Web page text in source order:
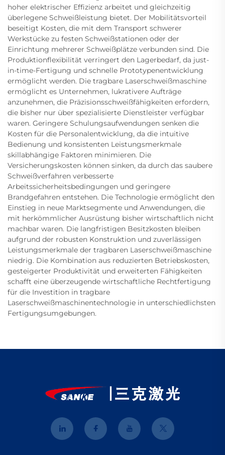
hoher elektrischer Effizienz arbeitet und gleichzeitig
überlegene Schweißleistung bietet. Der Mobilitätsvorteil
beseitigt Kosten, die mit dem Transport schwerer
Werkstücke zu festen Schweißstationen oder der
Einrichtung mehrerer Schweißplätze verbunden sind. Die
Produktionflexibilität verringert den Lagerbedarf, da just-
in-time-Fertigung und schnelle Prototypenentwicklung
ermöglicht werden. Die tragbare Laserschweißmaschine
ermöglicht es Unternehmen, lukrativere Aufträge
anzunehmen, die Präzisionsschweißfähigkeiten erfordern,
die bisher nur über spezialisierte Dienstleister verfügbar
waren. Geringere Schulungsaufwendungen senken die
Kosten für die Personalentwicklung, da die intuitive
Bedienung und konsistenten Leistungsmerkmale
skillabhängige Faktoren minimieren. Die
Versicherungskosten können sinken, da durch das saubere
Schweißverfahren verbesserte
Arbeitssicherheitsbedingungen und geringere
Brandgefahren entstehen. Die Technologie ermöglicht den
Einstieg in neue Marktsegmente und Anwendungen, die
mit herkömmlicher Ausrüstung bisher wirtschaftlich nicht
machbar waren. Die langfristigen Besitzkosten bleiben
aufgrund der robusten Konstruktion und zuverlässigen
Leistungsmerkmale der tragbaren Laserschweißmaschine
niedrig. Die Kombination aus reduzierten Betriebskosten,
gesteigerter Produktivität und erweiterten Fähigkeiten
schafft eine überzeugende wirtschaftliche Rechtfertigung
für die Investition in tragbare
Laserschweißmaschinentechnologie in unterschiedlichsten
Fertigungsumgebungen.